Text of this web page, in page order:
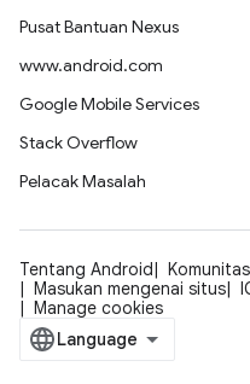
Pusat Bantuan Nexus
www.android.com
Google Mobile Services
Stack Overflow
Pelacak Masalah
Tentang Android Komunitas
Masukan mengenai situs
Manage cookies